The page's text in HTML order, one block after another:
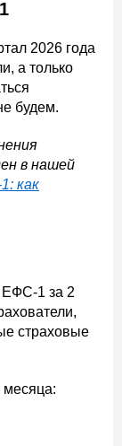
2026 года
а только
будем.
в нашей
как
1 за 2
страховые
месяца: